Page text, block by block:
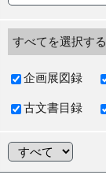
すべてを選択する
企画展図録
古文書目録